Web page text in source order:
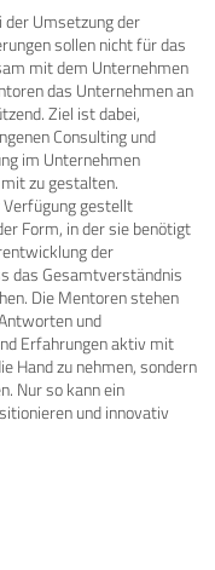
der Umsetzung der
sollen nicht für das
mit dem Unternehmen
das Unternehmen an
Ziel ist dabei,
Consulting und
im Unternehmen
zu gestalten.
gestellt
Form, in der sie benötigt
der
das Gesamtverständnis
Die Mentoren stehen
und
Erfahrungen aktiv mit
Hand zu nehmen, sondern
Nur so kann ein
und innovativ